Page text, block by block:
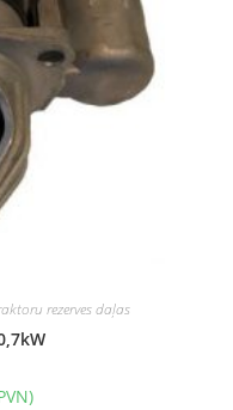
rezerves daļas